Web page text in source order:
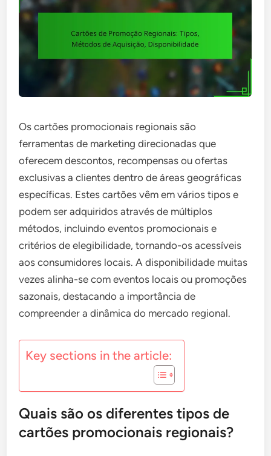
Os cartões promocionais regionais são
ferramentas de marketing direcionadas que
oferecem descontos, recompensas ou ofertas
exclusivas a clientes dentro de áreas geográficas
específicas. Estes cartões vêm em vários tipos e
podem ser adquiridos através de múltiplos
métodos, incluindo eventos promocionais e
critérios de elegibilidade, tornando-os acessíveis
aos consumidores locais. A disponibilidade muitas
vezes alinha-se com eventos locais ou promoções
sazonais, destacando a importância de
compreender a dinâmica do mercado regional.
Key sections in the article:
Quais são os diferentes tipos de
cartões promocionais regionais?